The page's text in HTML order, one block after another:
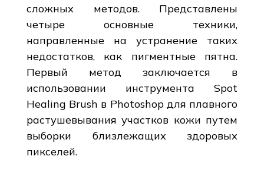
сложных методов. Представлены
четыре основные техники,
направленные на устранение таких
недостатков, как пигментные пятна.
Первый метод заключается в
использовании инструмента Spot
Healing Brush в Photoshop для плавного
растушевывания участков кожи путем
выборки близлежащих здоровых
пикселей.